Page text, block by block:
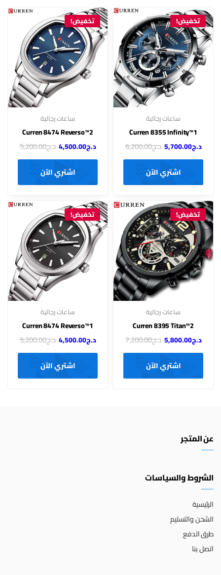
تخفيض!
ساعات رجالية
Curren 8355 Infinity™1
د.ج5,700.00 د.ج6,200.00
اشتري الآن
تخفيض!
ساعات رجالية
Curren 8474 Reverso™2
د.ج4,500.00 د.ج5,200.00
اشتري الآن
تخفيض!
ساعات رجالية
Curren 8395 Titan™2
د.ج5,800.00 د.ج7,200.00
اشتري الآن
تخفيض!
ساعات رجالية
Curren 8474 Reverso™1
د.ج4,500.00 د.ج5,200.00
اشتري الآن
عن المتجر
الشروط والسياسات
الرئيسية
الشحن والتسليم
طرق الدفع
اتصل بنا